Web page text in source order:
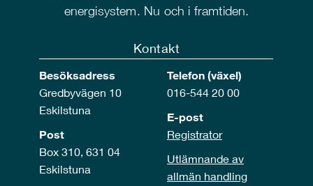
energisystem. Nu och i framtiden.
Kontakt
Besöksadress
Gredbyvägen 10
Eskilstuna
Post
Box 310, 631 04
Eskilstuna
Telefon (växel)
016-544 20 00
E-post
Registrator
Utlämnande av
allmän handling